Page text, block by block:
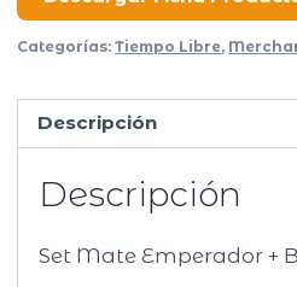
Bombilla
Pico
Imperial
cantidad
Categorías:Tiempo Libre,
Descripción
Descripción
Set Mate Emperador +